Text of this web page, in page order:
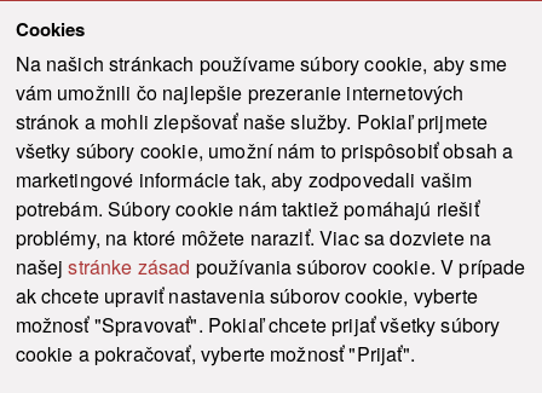
Cookies
Na našich stránkach používame súbory cookie, aby sme
vám umožnili čo najlepšie prezeranie internetových
stránok a mohli zlepšovať naše služby. Pokiaľ prijmete
všetky súbory cookie, umožní nám to prispôsobiť obsah a
marketingové informácie tak, aby zodpovedali vašim
potrebám. Súbory cookie nám taktiež pomáhajú riešiť
problémy, na ktoré môžete naraziť. Viac sa dozviete na
našejstránke zásad používania súborov cookie. V prípade
ak chcete upraviť nastavenia súborov cookie, vyberte
možnosť "Spravovať". Pokiaľ chcete prijať všetky súbory
cookie a pokračovať, vyberte možnosť "Prijať".
Odoslať
© 2021-2026 ku.sk. Všetky práva vyhradené. | Ochrana osobných údajov
Vyhlásenie o prístupnosti |
Admin
This site is protected by reCAPTCHA and the Google Privacy Policy and Terms of
Service
apply.